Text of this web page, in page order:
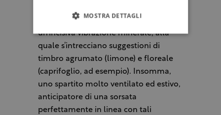
allusione allo yogurt magro, nonché
un’incisiva vibrazione minerale, alla
quale s’intrecciano suggestioni di
timbro agrumato (limone) e floreale
(caprifoglio, ad esempio). Insomma,
uno spartito molto ventilato ed estivo,
anticipatore di una sorsata
perfettamente in linea con tali
MOSTRA DETTAGLI